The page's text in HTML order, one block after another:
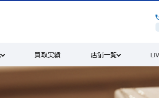
買取実績 店舗一覧